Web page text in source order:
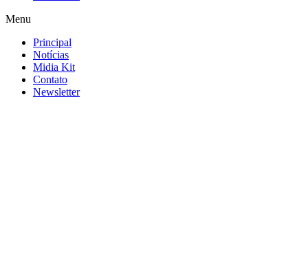
Menu
Principal
Notícias
Midia Kit
Contato
Newsletter